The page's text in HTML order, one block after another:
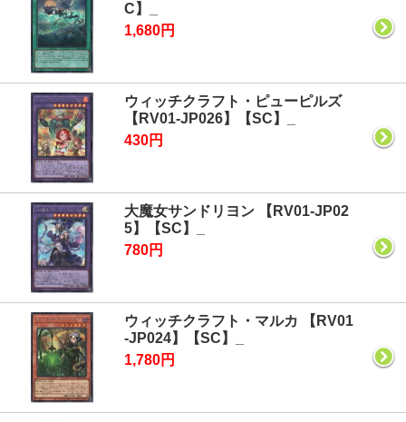
C】_
1,680円
ウィッチクラフト・ピューピルズ
【RV01-JP026】【SC】_
430円
大魔女サンドリヨン 【RV01-JP02
5】【SC】_
780円
ウィッチクラフト・マルカ 【RV01
-JP024】【SC】_
1,780円